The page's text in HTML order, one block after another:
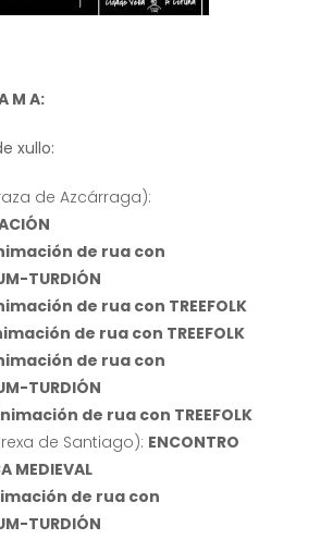
M A:
xullo:
de Azcárraga):
de rua con
TURDIÓN
de rua con TREEFOLK
de rua con TREEFOLK
de rua con
TURDIÓN
de rua con TREEFOLK
de Santiago): ENCONTRO
MEDIEVAL
de rua con
TURDIÓN